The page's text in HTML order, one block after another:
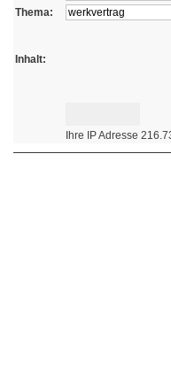
Thema:
Inhalt:
Ihre IP Adresse